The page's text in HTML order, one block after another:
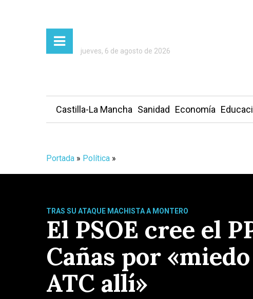
jueves, 6 de agosto de 2026
Castilla-La Mancha Sanidad Economía
Portada » Política »
TRAS SU ATAQUE MACHISTA A MONTERO
El PSOE cree el
Cañas por
ATC allí»